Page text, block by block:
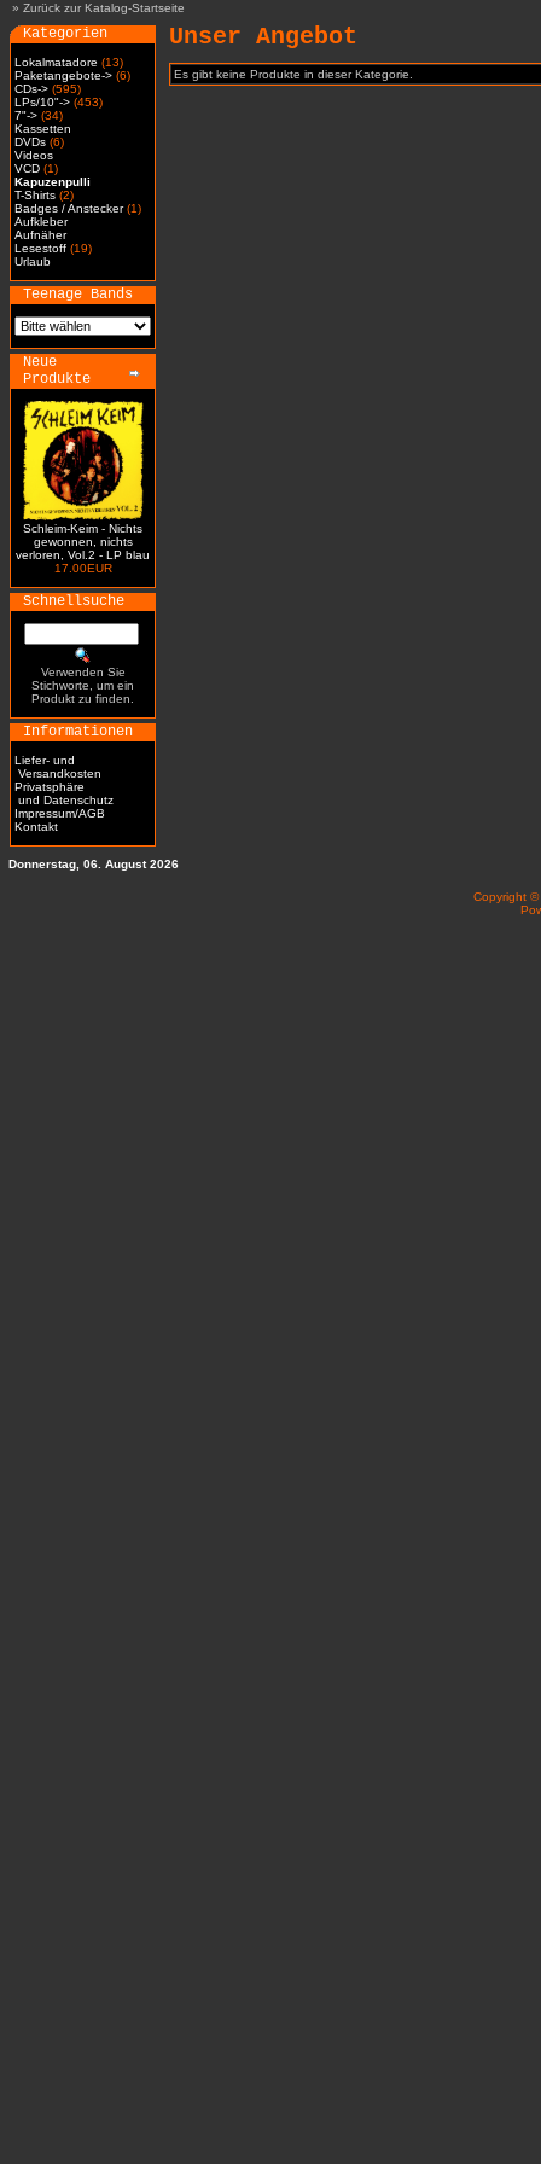
» Zurück zur Katalog-Startseite
Kategorien
Lokalmatadore (13)
Paketangebote-> (6)
CDs-> (595)
LPs/10"-> (453)
7"-> (34)
Kassetten
DVDs (6)
Videos
VCD (1)
Kapuzenpulli
T-Shirts (2)
Badges / Anstecker(1)
Aufkleber
Aufnäher
Lesestoff (19)
Urlaub
Teenage Bands
Neue
Produkte
Schleim-Keim - Nichts
gewonnen, nichts
verloren, Vol.2 - LP blau
17.00EUR
Schnellsuche
Verwenden Sie
Stichworte, um ein
Produkt zu finden.
Informationen
Liefer- und
Versandkosten
Privatsphäre
und Datenschutz
Impressum/AGB
Kontakt
Unser Angebot
Es gibt keine Produkte in dieser Kategorie.
Donnerstag, 06. August 2026
Copyright